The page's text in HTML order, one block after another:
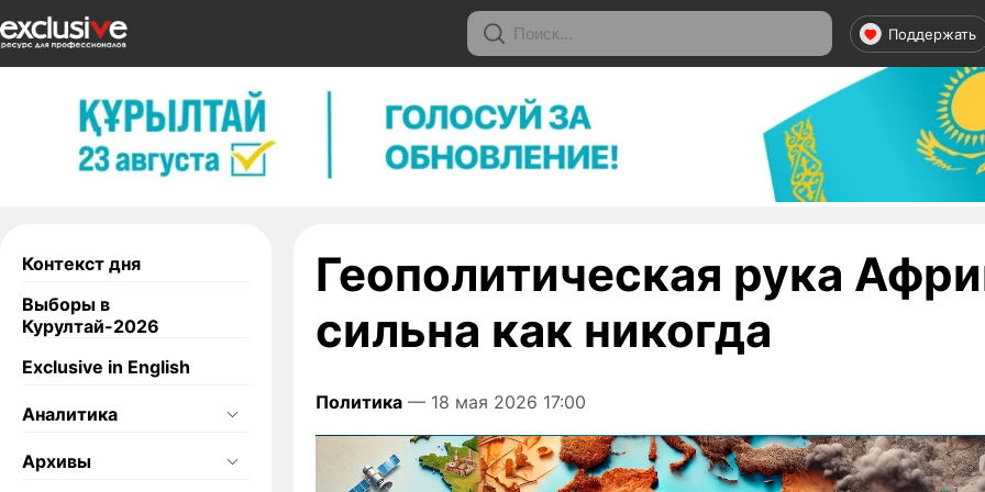
Поддержать
Контекст дня
Выборы в
Курултай-2026
Exclusive in English
Аналитика
Архивы
Геополитическая рука
сильна как никогда
Политика — 18 мая 2026 17:00